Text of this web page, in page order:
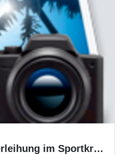
Sportabzeichenverleihung im Sportkreis Ludwigsburg